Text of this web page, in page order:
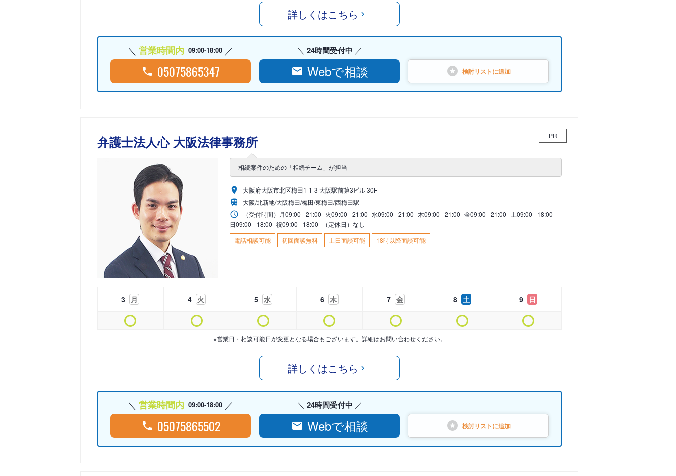
詳しくはこちら
営業時間内 09:00-18:00
05075865347
24時間受付中
Webで相談 検討リストに追加
弁護士法人心 大阪法律事務所 PR
相続案件のための「相続チーム」が担当
大阪府大阪市北区梅田1-1-3 大阪駅前第3ビル 30F
大阪/北新地/大阪梅田/梅田/東梅田/西梅田駅
（受付時間） 月09:00 - 21:00 火09:00 - 21:00 水09:00 - 21:00 木09:00 - 21:00 金09:00 - 21:00 土09:00 - 18:00
日09:00 - 18:00 祝09:00 - 18:00
（定休日）なし
電話相談可能
初回面談無料 土日面談可能 18時以降面談可能
3 月 4 火 5 水 6 木 7 金 8 土 9 日
※営業日・相談可能日が変更となる場合もございます。詳細はお問い合わせください。
詳しくはこちら
営業時間内 09:00-18:00
05075865502
24時間受付中
Webで相談 検討リストに追加